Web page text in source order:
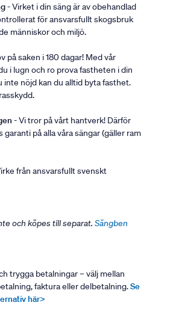
- Virket i din säng är av obehandlad
för ansvarsfullt skogsbruk
människor och miljö.
på saken i 180 dagar! Med vår
i lugn och ro prova fastheten i din
inte nöjd kan du alltid byta fasthet.
- Vi tror på vårt hantverk! Därför
på alla våra sängar (gäller ram
från ansvarsfullt svenskt
och köpes till separat. Sängben
trygga betalningar – välj mellan
faktura eller delbetalning.Se
här>